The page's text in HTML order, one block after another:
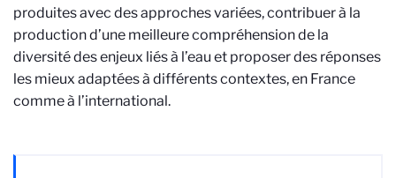
produites avec des approches variées, contribuer à la
production d’une meilleure compréhension de la
diversité des enjeux liés à l’eau et proposer des réponses
les mieux adaptées à différents contextes, en France
comme à l’international.